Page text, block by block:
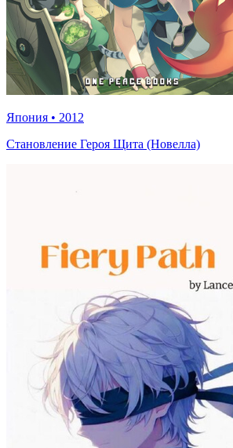
Япония • 2012
Становление Героя Щита (Новелла)